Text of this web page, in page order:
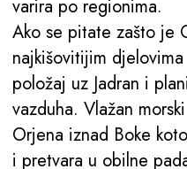
varira po regionima.
Ako se pitate zašto je
najkišovitijim
položaj uz Jadran i
vazduha. Vlažan
Orjena iznad Boke
i pretvara u obilne